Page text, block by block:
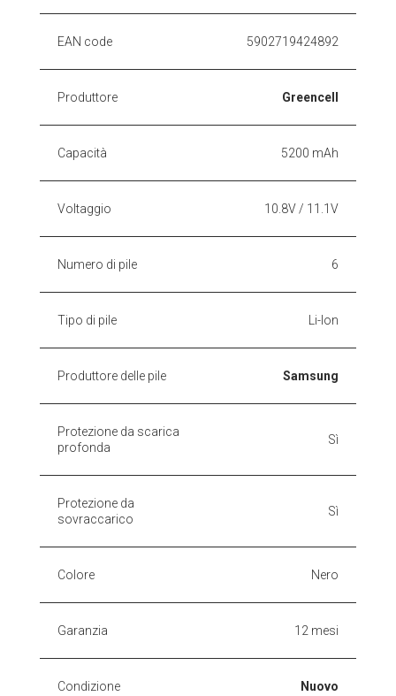
EAN code 5902719424892
Produttore Greencell
Capacità 5200 mAh
Voltaggio 10.8V / 11.1V
Numero di pile 6
Tipo di pile Li-Ion
Produttore delle pile Samsung
Protezione da scarica
profonda
Sì
Protezione da
sovraccarico
Sì
Colore Nero
Garanzia 12 mesi
Condizione Nuovo